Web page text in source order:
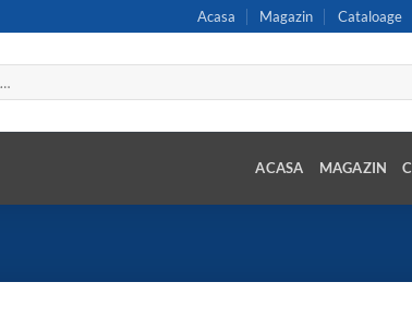
Acasa Magazin Cataloage
ACASA MAGAZIN